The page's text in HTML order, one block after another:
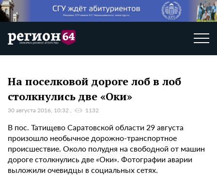
На поселковой дороге лоб в лоб
столкнулись две «Оки»
30 августа 2016, 10:32 1132
В пос. Татищево Саратовской области 29 августа
произошло необычное дорожно-транспортное
происшествие. Около полудня на свободной от машин
дороге столкнулись две «Оки». Фотографии аварии
выложили очевидцы в социальных сетях.